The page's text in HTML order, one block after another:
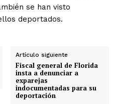
se han visto
deportados.
Artículo siguiente
Fiscal general de Florida
insta a denunciar a
exparejas
indocumentadas para su
deportación